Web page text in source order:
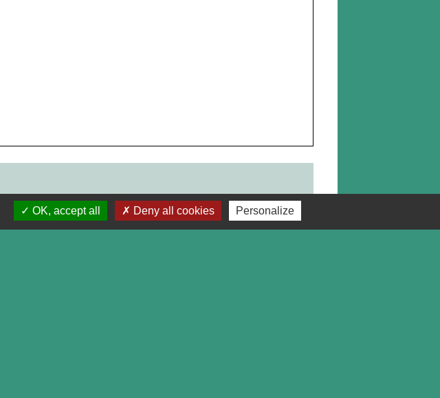
Adresse email
-
OK, accept all Deny all cookies Personalize